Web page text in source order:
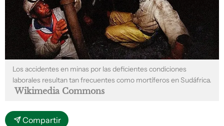
Los accidentes en minas por las deficientes condiciones
laborales resultan tan frecuentes como mortíferos en Sudáfrica.
Wikimedia Commons
Compartir